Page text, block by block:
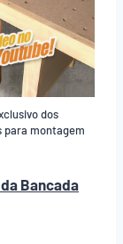
dos
para montagem
Bancada